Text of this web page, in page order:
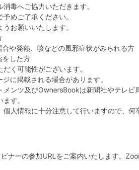
毒へご協力いただきます。
めご了承ください。
お願いいたします。
や発熱、咳などの風邪症状がみられる方
をした方
く可能性がございます。
に掲載される場合があります。
ンツ及びOwnersBookは新聞社やテレビ
す。
人情報に十分注意して行いますので、何
ナーの参加URLをご案内いたします。